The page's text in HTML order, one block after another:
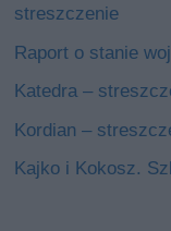
streszczenie
Raport o stanie
Katedra –
Kordian –
Kajko i Kokosz.